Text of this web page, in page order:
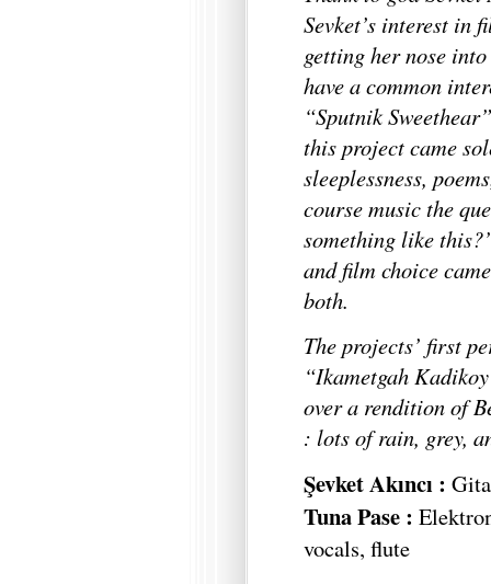
Sevket’s interest in
getting her nose
have a common
“Sputnik
this project came
sleeplessness,
course music the
something like
and film choice
both.
The projects’ first
“Ikametgah
over a rendition of
: lots of rain, grey,
Şevket Akıncı :
Tuna Pase :
vocals, flute